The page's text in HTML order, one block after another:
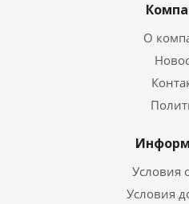
О
Условия
Условия